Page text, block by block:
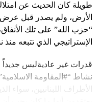
طويلة كان الحديث عن
“حزب الله” على تلك
الإستراتيجي الذي تتبعه منذ
قدرات غير عاديةليس جديداً
نشاط “#المقاومة
الأطراف اللبنانيين، سواء